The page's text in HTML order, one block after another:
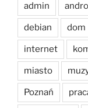
admin
debian dom
internet
miasto
Poznań